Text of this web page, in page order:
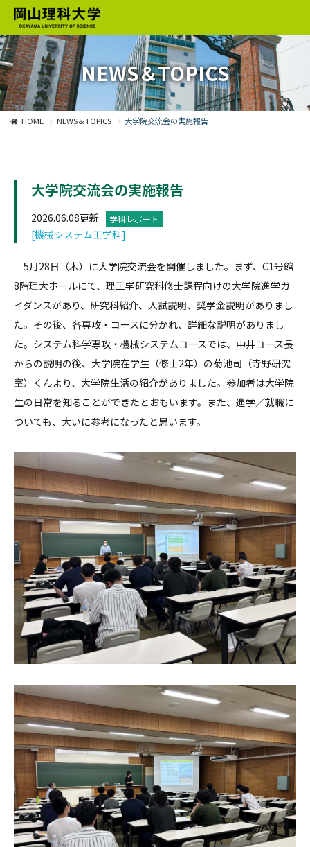
NEWS＆TOPICS
HOME NEWS＆TOPICS 大学院交流会の実施報告
大学院交流会の実施報告
2026.06.08更新 学科レポート
[機械システム工学科]
5月28日（木）に大学院交流会を開催しました。まず、C1号館
8階理大ホールにて、理工学研究科修士課程向けの大学院進学ガ
イダンスがあり、研究科紹介、入試説明、奨学金説明がありまし
た。その後、各専攻・コースに分かれ、詳細な説明がありまし
た。システム科学専攻・機械システムコースでは、中井コース長
からの説明の後、大学院在学生（修士2年）の菊池司（寺野研究
室）くんより、大学院生活の紹介がありました。参加者は大学院
生の日常を知ることができたとおもいます。また、進学／就職に
ついても、大いに参考になったと思います。